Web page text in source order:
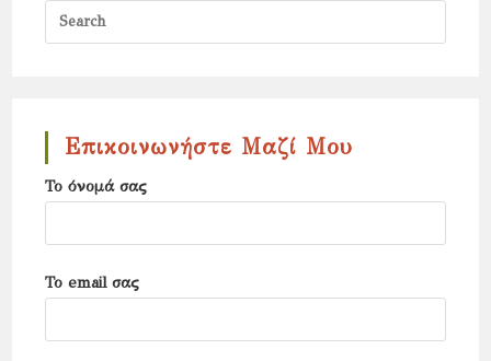
Επικοινωνήστε Μαζί Μου
Το όνομά σας
Το email σας